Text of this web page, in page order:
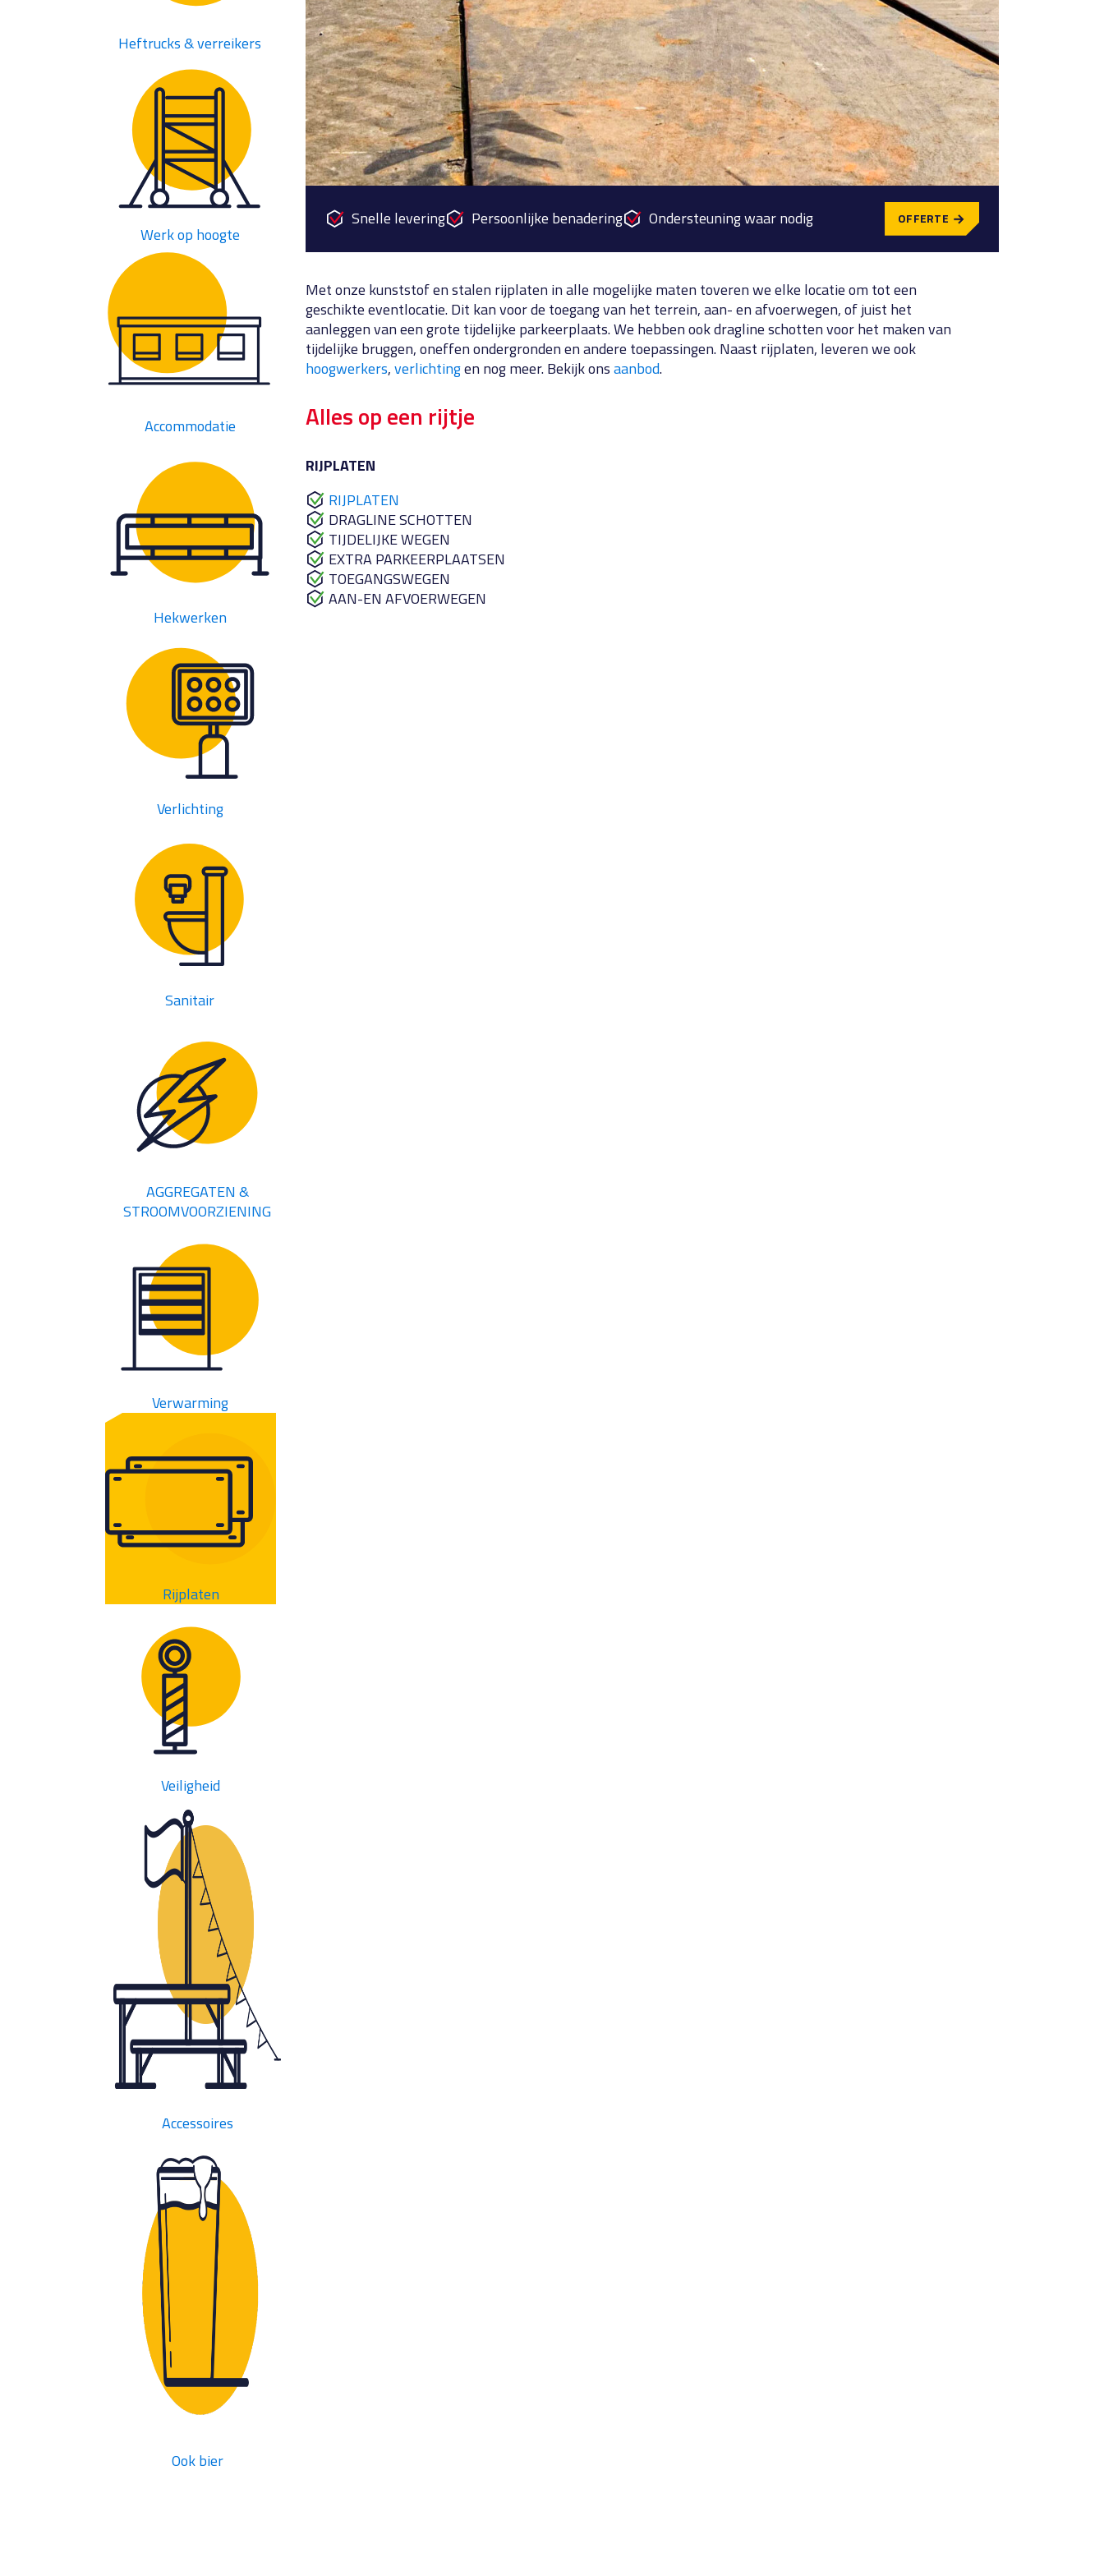
Heftrucks & verreikers
Werk op hoogte
Accommodatie
Hekwerken
Verlichting
Sanitair
AGGREGATEN &
STROOMVOORZIENING
Verwarming
Rijplaten
Veiligheid
Accessoires
Ook bier
Snelle levering Persoonlijke benadering Ondersteuning waar nodig OFFERTE
Met onze kunststof en stalen rijplaten in alle mogelijke maten toveren we elke locatie om tot een
geschikte eventlocatie. Dit kan voor de toegang van het terrein, aan- en afvoerwegen, of juist het
aanleggen van een grote tijdelijke parkeerplaats. We hebben ook dragline schotten voor het maken van
tijdelijke bruggen, oneffen ondergronden en andere toepassingen. Naast rijplaten, leveren we ook
hoogwerkers,verlichtingen nog meer. Bekijk onsaanbod.
Alles op een rijtje
RIJPLATEN
RIJPLATEN
DRAGLINE SCHOTTEN
TIJDELIJKE WEGEN
EXTRA PARKEERPLAATSEN
TOEGANGSWEGEN
AAN-EN AFVOERWEGEN